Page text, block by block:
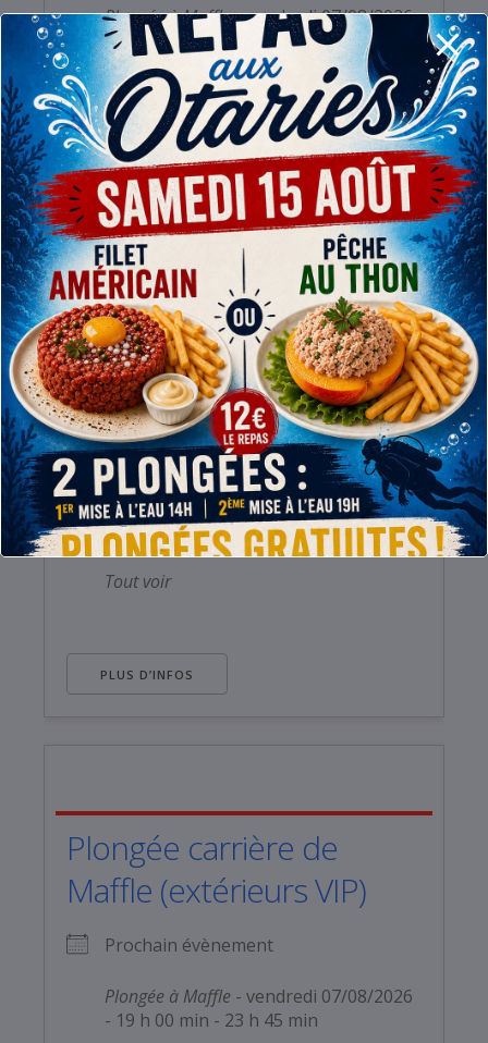
Plongée à Maffle- vendredi 07/08/2026
- 19 h 00 min - 23 h 45 min
Tout voir
PLUS D’INFOS
Plongée carrière de
Maffle (clubs extérieurs)
Prochain évènement
Plongée à Maffle- vendredi 07/08/2026
- 19 h 00 min - 23 h 45 min
Tout voir
PLUS D’INFOS
Plongée carrière de
Maffle (extérieurs VIP)
Prochain évènement
Plongée à Maffle - vendredi 07/08/2026
- 19 h 00 min - 23 h 45 min